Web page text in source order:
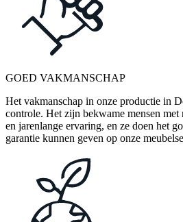
GOED VAKMANSCHAP
Het vakmanschap in onze productie in
controle. Het zijn bekwame mensen met
en jarenlange ervaring, en ze doen het
garantie kunnen geven op onze